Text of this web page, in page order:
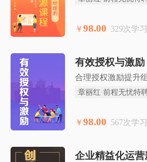
￥98.00 329次学习
有效授权与激励
合理授权激励提升
章丽红·前程无忧特
￥98.00 567次学习
企业精益化运营